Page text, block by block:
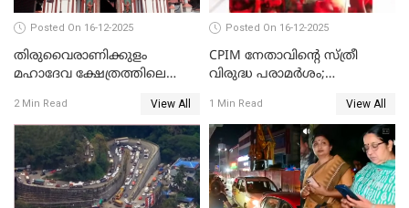
Posted On 16-12-2025
തിരുവൈരാണിക്കുളം
മഹാദേവ ക്ഷേത്രത്തിലെ
ജനുവരി 2 ന് തുടക്കമാകും
2 Min Read View All
Posted On 16-12-2025
CPIM നേതാവിൻ്റെ സ്ത്രീ
വിരുദ്ധ പരാമർശം;
1 Min Read View All